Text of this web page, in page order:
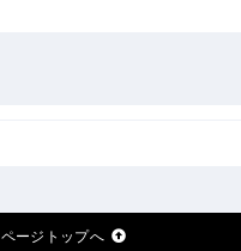
ページトップへ